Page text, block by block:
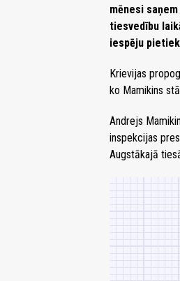
mēnesi
tiesvedību
iespēju
Krievijas
ko Mamikins
Andrejs
inspekcijas
Augstākajā